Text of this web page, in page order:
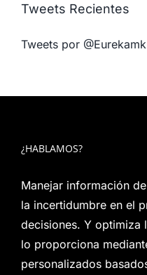
Tweets Recientes
Tweets por @Eurekamk
¿HABLAMOS?
Manejar información
la incertidumbre en el
decisiones. Y optimiza
lo proporciona
personalizados